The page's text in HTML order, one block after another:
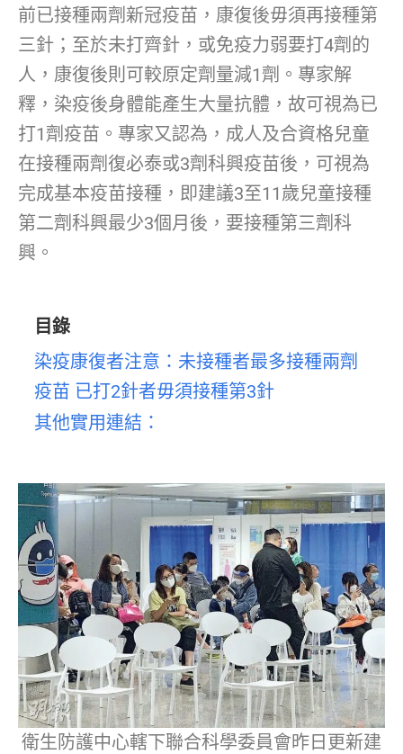
前已接種兩劑新冠疫苗，康復後毋須再接種第
三針；至於未打齊針，或免疫力弱要打4劑的
人，康復後則可較原定劑量減1劑。專家解
釋，染疫後身體能產生大量抗體，故可視為已
打1劑疫苗。專家又認為，成人及合資格兒童
在接種兩劑復必泰或3劑科興疫苗後，可視為
完成基本疫苗接種，即建議3至11歲兒童接種
第二劑科興最少3個月後，要接種第三劑科
興。
目錄
染疫康復者注意：未接種者最多接種兩劑
疫苗 已打2針者毋須接種第3針
其他實用連結：
衛生防護中心轄下聯合科學委員會昨日更新建